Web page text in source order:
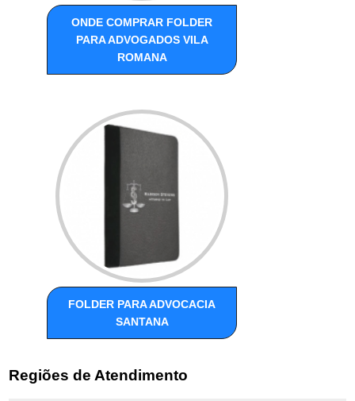
ONDE COMPRAR FOLDER
PARA ADVOGADOS VILA
ROMANA
FOLDER PARA ADVOCACIA
SANTANA
Regiões de Atendimento